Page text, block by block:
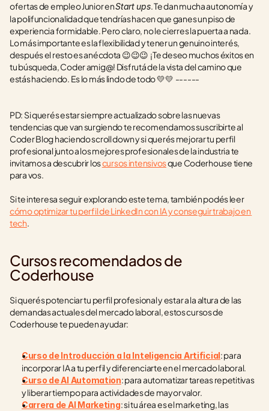
ofertas de empleo Junior en Start ups. Te dan mucha autonomía y
la polifuncionalidad que tendrías hacen que ganes un piso de
experiencia formidable. Pero claro, no le cierres la puerta a nada.
Lo más importante es la flexibilidad y tener un genuino interés,
después el resto es anécdota 😉😉😉  ¡Te deseo muchos éxitos en
tu búsqueda, Coder amig@! Disfrutá de la vista del camino que
estás haciendo. Es lo más lindo de todo 💛💛  ------
PD: Si querés estar siempre actualizado sobre las nuevas
tendencias que van surgiendo te recomendamos suscribirte al
Coder Blog haciendo scroll down y si querés mejorar tu perfil
profesional junto a los mejores profesionales de la industria te
invitamos a descubrir los cursos intensivos que Coderhouse tiene
para vos.
Si te interesa seguir explorando este tema, también podés leer
cómo optimizar tu perfil de LinkedIn con IA y conseguir trabajo en
tech.
Cursos recomendados de
Coderhouse
Si querés potenciar tu perfil profesional y estar a la altura de las
demandas actuales del mercado laboral, estos cursos de
Coderhouse te pueden ayudar:
Curso de Introducción a la Inteligencia Artificial: para
incorporar IA a tu perfil y diferenciarte en el mercado laboral.
Curso de AI Automation: para automatizar tareas repetitivas
y liberar tiempo para actividades de mayor valor.
Carrera de AI Marketing: si tu área es el marketing, las